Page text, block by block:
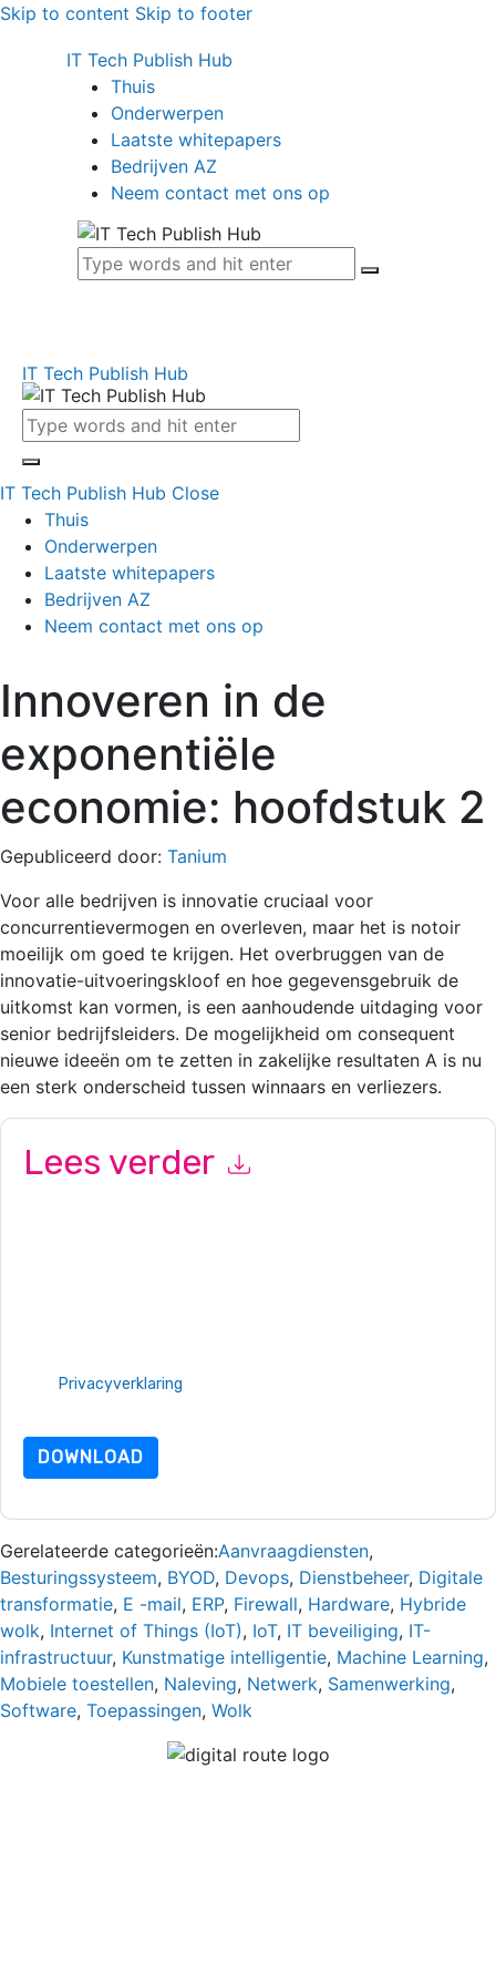
Skip to content Skip to footer
IT Tech Publish Hub
Thuis
Onderwerpen
Laatste whitepapers
Bedrijven AZ
Neem contact met ons op
IT Tech Publish Hub
IT Tech Publish Hub Close
Thuis
Onderwerpen
Laatste whitepapers
Bedrijven AZ
Neem contact met ons op
Innoveren in de
exponentiële
economie: hoofdstuk 2
Gepubliceerd door: Tanium
Voor alle bedrijven is innovatie cruciaal voor
concurrentievermogen en overleven, maar het is notoir
moeilijk om goed te krijgen. Het overbruggen van de
innovatie-uitvoeringskloof en hoe gegevensgebruik de
uitkomst kan vormen, is een aanhoudende uitdaging voor
senior bedrijfsleiders. De mogelijkheid om consequent
nieuwe ideeën om te zetten in zakelijke resultaten A is nu
een sterk onderscheid tussen winnaars en verliezers.
Lees verder
Privacyverklaring
DOWNLOAD
Gerelateerde categorieën:Aanvraagdiensten,
Besturingssysteem, BYOD, Devops, Dienstbeheer, Digitale
transformatie, E -mail, ERP, Firewall, Hardware, Hybride
wolk, Internet of Things (IoT), IoT, IT beveiliging, IT-
infrastructuur, Kunstmatige intelligentie, Machine Learning,
Mobiele toestellen, Naleving, Netwerk, Samenwerking,
Software, Toepassingen, Wolk